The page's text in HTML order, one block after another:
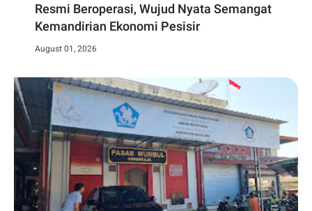
Resmi Beroperasi, Wujud Nyata Semangat
Kemandirian Ekonomi Pesisir
August 01, 2026